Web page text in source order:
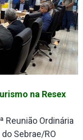
na Resex
Reunião Ordinária
Sebrae/RO